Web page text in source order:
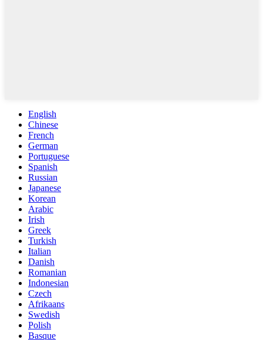
English
Chinese
French
German
Portuguese
Spanish
Russian
Japanese
Korean
Arabic
Irish
Greek
Turkish
Italian
Danish
Romanian
Indonesian
Czech
Afrikaans
Swedish
Polish
Basque